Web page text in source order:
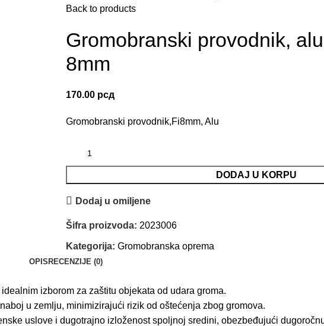
Back to products
Gromobranski provodnik,
8mm
170.00 рсд
Gromobranski provodnik,Fi8mm, Alu
DODAJ U KORPU
Dodaj u omiljene
Šifra proizvoda: 2023006
Kategorija: Gromobranska oprema
OPIS RECENZIJE (0)
izborom za zaštitu objekata od udara groma.
u zemlju, minimizirajući rizik od oštećenja zbog gromova.
uslove i dugotrajno izloženost spoljnoj sredini, obezbeđujući